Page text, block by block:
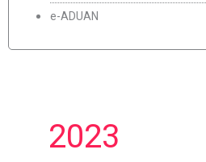
e-ADUAN
2023